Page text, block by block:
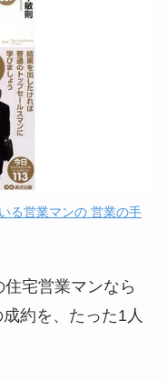
る営業マンの 営業の手
宅営業マンなら
約を、たった1人